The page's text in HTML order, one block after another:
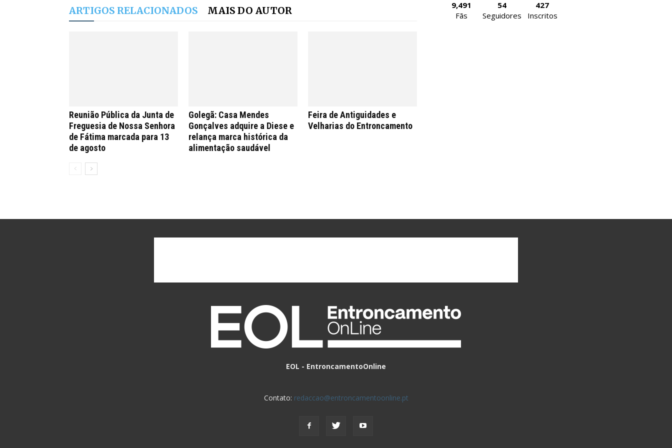
ARTIGOS RELACIONADOS MAIS DO AUTOR
Reunião Pública da Junta de
Freguesia de Nossa Senhora
de Fátima marcada para 13
de agosto
Golegã: Casa Mendes
Gonçalves adquire a Diese e
relança marca histórica da
alimentação saudável
Feira de Antiguidades e
Velharias do Entroncamento
9,491
Fãs
54
Seguidores
427
Inscritos
EOL - EntroncamentoOnline
Contato: redaccao@entroncamentoonline.pt